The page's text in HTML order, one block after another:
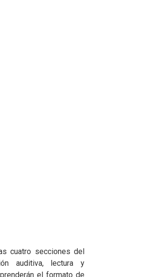
cuatro secciones del
auditiva, lectura y
el formato de